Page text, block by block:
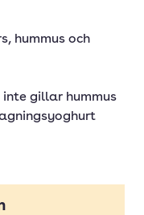
hummus och
gillar hummus